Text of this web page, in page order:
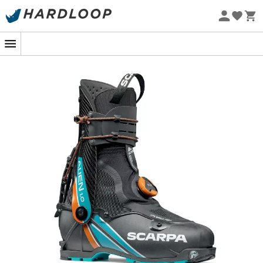
Promos d'été 🔥 -5 % EXTRA dès 2 produits* code Summer5
Eco-conçu
Taillée pour la victoire !
chaussure de ski-alpinisme Scarpa Alien 1.0
conçue pour la compétion ainsi que pour les meilleurs
skieurs mondiaux. Ultra-légère, rigide et au